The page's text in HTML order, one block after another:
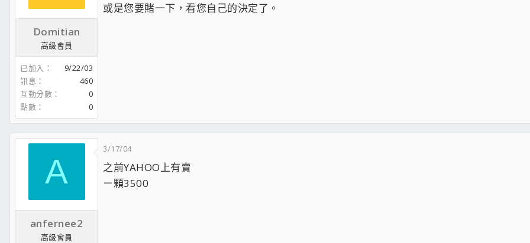
Domitian
高級會員
已加入
9/22/03
訊息
460
互動分數
0
點數
0
或是您要賭一下，看您自己的決定了。
A
anfernee2
高級會員
3/17/04
之前YAHOO上有賣
ㄧ顆3500